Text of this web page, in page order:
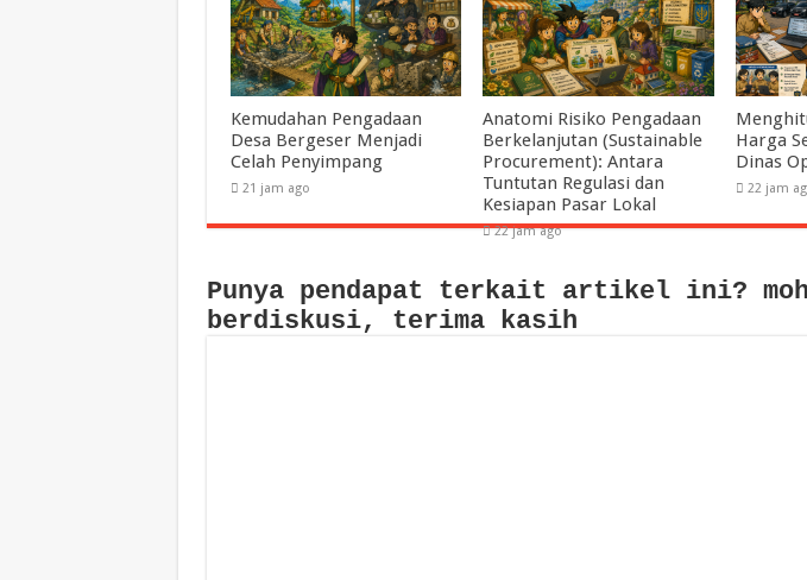
Kemudahan Pengadaan
Desa Bergeser Menjadi
Celah Penyimpang
21 jam ago
Anatomi Risiko Pengadaan
Berkelanjutan (Sustainable
Procurement): Antara
Tuntutan Regulasi dan
Kesiapan Pasar Lokal
22 jam ago
Harga
Dinas
22 jam
Punya pendapat terkait artikel ini?
berdiskusi, terima kasih